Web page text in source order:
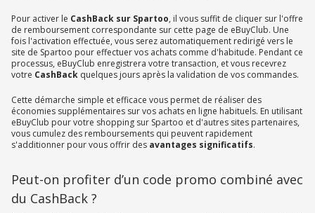
Pour activer le CashBack sur Spartoo, il vous suffit de cliquer sur l'offre
de remboursement correspondante sur cette page de eBuyClub. Une
fois l'activation effectuée, vous serez automatiquement redirigé vers le
site de Spartoo pour effectuer vos achats comme d'habitude. Pendant ce
processus, eBuyClub enregistrera votre transaction, et vous recevrez
votre CashBack quelques jours après la validation de vos commandes.
Cette démarche simple et efficace vous permet de réaliser des
économies supplémentaires sur vos achats en ligne habituels. En utilisant
eBuyClub pour votre shopping sur Spartoo et d'autres sites partenaires,
vous cumulez des remboursements qui peuvent rapidement
s'additionner pour vous offrir des avantages significatifs.
Peut-on profiter d’un code promo combiné avec
du CashBack ?